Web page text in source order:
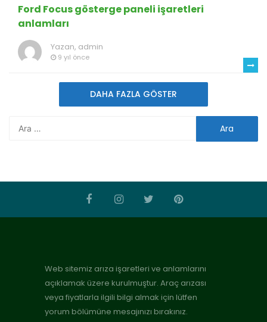
Ford Focus gösterge paneli işaretleri
anlamları
Yazan, admin
9 yıl önce
DAHA FAZLA GÖSTER
Web sitemiz arıza işaretleri ve anlamlarını
açıklamak üzere kurulmuştur. Araç arızası
veya fiyatlarla ilgili bilgi almak için lütfen
yorum bölümüne mesajınızı bırakınız.